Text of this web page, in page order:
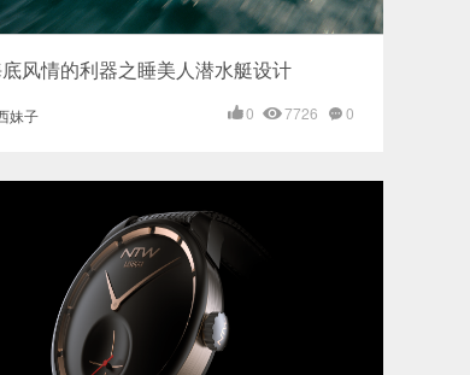
风情的利器之睡美人潜水艇设计
妹子 0 7726 0